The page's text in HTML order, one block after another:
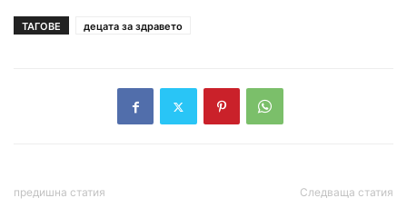
ТАГОВЕ децата за здравето
предишна статия Следваща статия